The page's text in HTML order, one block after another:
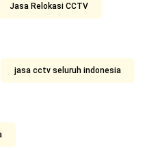
Jasa Relokasi CCTV
jasa cctv seluruh indonesia